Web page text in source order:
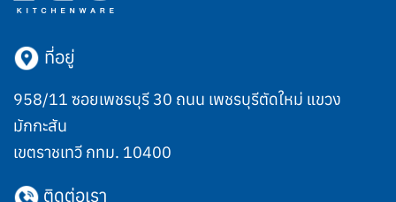
ที่อยู่
958/11 ซอยเพชรบุรี 30 ถนน เพชรบุรีตัดใหม่ แขวง
มักกะสัน
เขตราชเทวี กทม. 10400
ติดต่อเรา